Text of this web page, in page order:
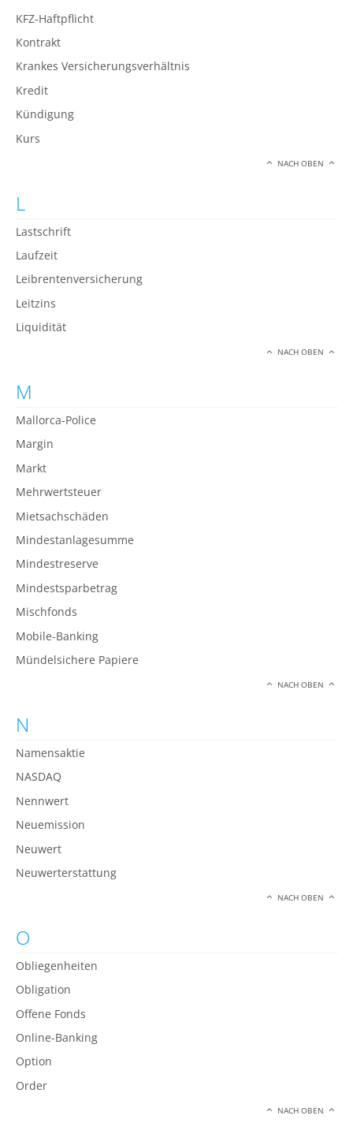
KFZ-Haftpflicht
Kontrakt
Krankes Versicherungsverhältnis
Kredit
Kündigung
Kurs
NACH OBEN
L
Lastschrift
Laufzeit
Leibrentenversicherung
Leitzins
Liquidität
NACH OBEN
M
Mallorca-Police
Margin
Markt
Mehrwertsteuer
Mietsachschäden
Mindestanlagesumme
Mindestreserve
Mindestsparbetrag
Mischfonds
Mobile-Banking
Mündelsichere Papiere
NACH OBEN
N
Namensaktie
NASDAQ
Nennwert
Neuemission
Neuwert
Neuwerterstattung
NACH OBEN
O
Obliegenheiten
Obligation
Offene Fonds
Online-Banking
Option
Order
NACH OBEN